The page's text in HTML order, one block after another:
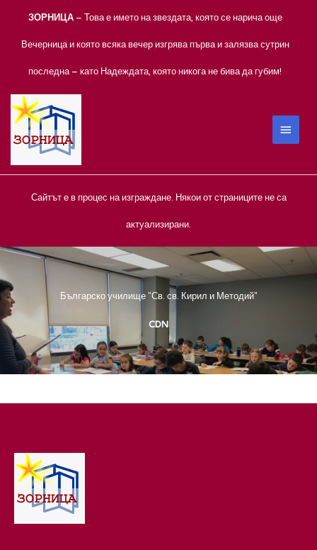
ЗОРНИЦА– Това е името на звездата, която се нарича още
Вечерница и която всяка вечер изгрява първа и залязва сутрин
последна – като Надеждата, която никога не бива да губим!
MAIN
Сайтът е в процес на изграждане. Някои от страниците не са
актуализирани.
Българско училище "Св. св. Кирил и Методий"
CDN